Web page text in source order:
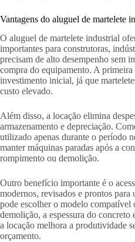
Vantagens do aluguel de martelete
O aluguel de martelete industrial
importantes para construtoras,
precisam de alto desempenho sem
compra do equipamento. A
investimento inicial, já que
custo elevado.
Além disso, a locação elimina
armazenamento e depreciação.
utilizado apenas durante o período
manter máquinas paradas após a
rompimento ou demolição.
Outro benefício importante é o
modernos, revisados e prontos para
pode escolher o modelo compatível
demolição, a espessura do concreto
a locação melhora a produtividade
orçamento.